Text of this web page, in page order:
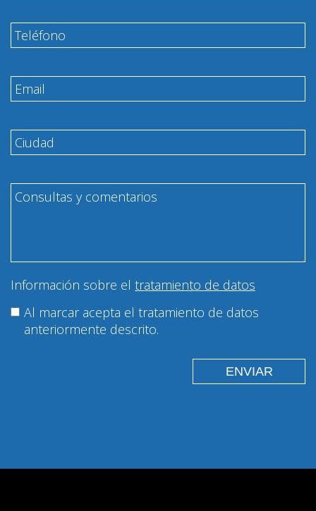
Información sobre el tratamiento de datos
Al marcar acepta el tratamiento de datos
anteriormente descrito.